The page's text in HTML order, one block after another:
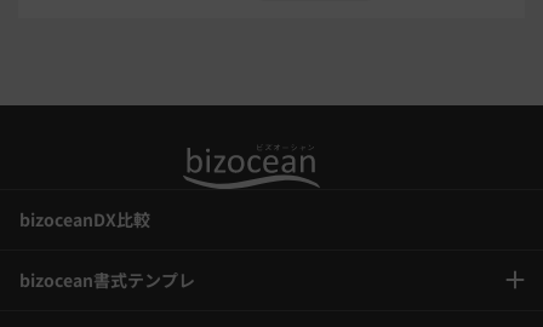
bizoceanDX比較
bizocean書式テンプレ